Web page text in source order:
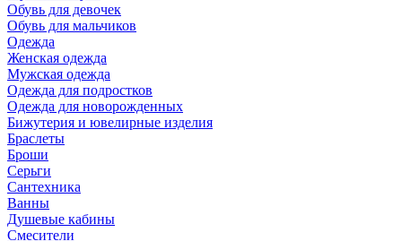
Обувь для девочек
Обувь для мальчиков
Одежда
Женская одежда
Мужская одежда
Одежда для подростков
Одежда для новорожденных
Бижутерия и ювелирные изделия
Браслеты
Броши
Серьги
Сантехника
Ванны
Душевые кабины
Смесители